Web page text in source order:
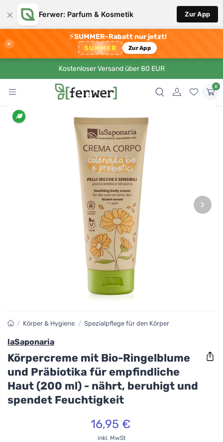
× Ferwer: Parfum & Kosmetik Zur App
×
⚡SUMMER-Rabatt nur jetzt!
SUMMER Zur App
Kostenloser Versand über 80 EUR
0
›
/ Körper & Hygiene / Spezialpflege für den Körper
laSaponaria
Körpercreme mit Bio-Ringelblume
und Präbiotika für empfindliche
Haut (200 ml) - nährt, beruhigt und
spendet Feuchtigkeit
16,95 €
inkl. MwSt